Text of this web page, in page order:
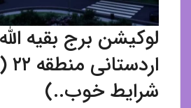
شرایط خوب..)